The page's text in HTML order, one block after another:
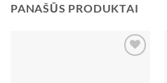
PANAŠŪS PRODUKTAI